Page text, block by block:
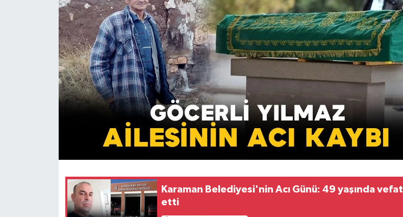
Karaman Belediyesi'nin Acı Günü: 49 yaşında vefat
etti